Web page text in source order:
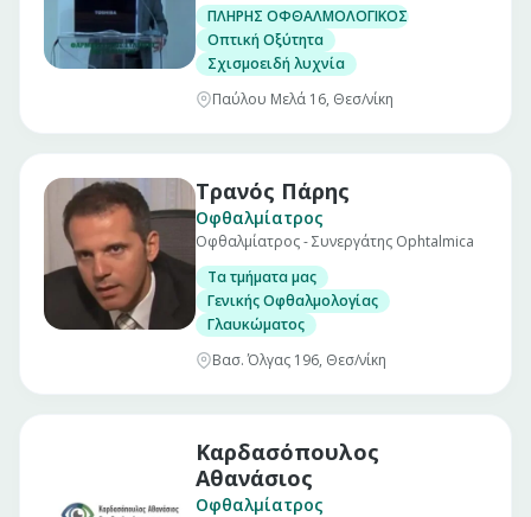
ΠΛΗΡΗΣ ΟΦΘΑΛΜΟΛΟΓΙΚΟΣ ΕΛΕΓΧΟΣ
Οπτική Οξύτητα
Σχισμοειδή λυχνία
Παύλου Μελά 16, Θεσ/νίκη
Τρανός Πάρης
Οφθαλμίατρος
Οφθαλμίατρος - Συνεργάτης Ophtalmica
Τα τμήματα μας
Γενικής Οφθαλμολογίας
Γλαυκώματος
Βασ. Όλγας 196, Θεσ/νίκη
Καρδασόπουλος
Αθανάσιος
Οφθαλμίατρος